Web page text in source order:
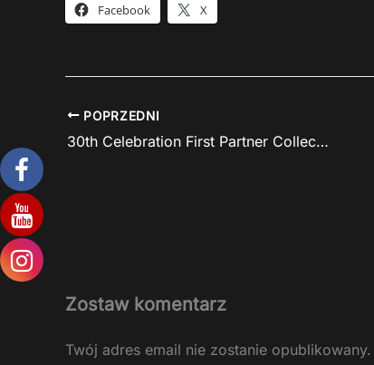
Facebook X
POPRZEDNI
30th Celebration First Partner Collection w promocji
Zostaw komentarz
Twój adres email nie zostanie opublikowany.